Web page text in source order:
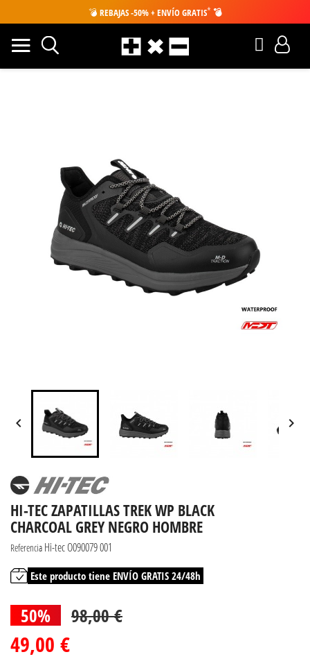
💣 REBAJAS -50% + ENVÍO GRATIS* 💣
 
HI-TEC ZAPATILLAS TREK WP BLACK
CHARCOAL GREY NEGRO HOMBRE
Referencia Hi-tec O090079 001
Este producto tiene ENVÍO GRATIS 24/48h
50% 98,00 €
49,00 €